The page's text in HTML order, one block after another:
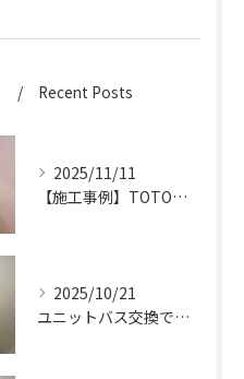
Recent Posts
2025/11/11
【施工事例】TOTOオクターブで洗面化粧台を交換！収納力とデザイン性がアップ！
2025/10/21
ユニットバス交換で快適＆高級感アップ！